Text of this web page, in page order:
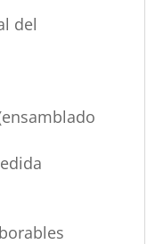
del